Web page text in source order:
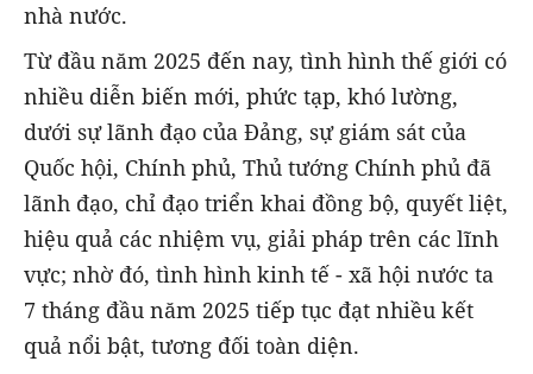
nhà nước.
Từ đầu năm 2025 đến nay, tình hình thế giới có
nhiều diễn biến mới, phức tạp, khó lường,
dưới sự lãnh đạo của Đảng, sự giám sát của
Quốc hội, Chính phủ, Thủ tướng Chính phủ đã
lãnh đạo, chỉ đạo triển khai đồng bộ, quyết liệt,
hiệu quả các nhiệm vụ, giải pháp trên các lĩnh
vực; nhờ đó, tình hình kinh tế - xã hội nước ta
7 tháng đầu năm 2025 tiếp tục đạt nhiều kết
quả nổi bật, tương đối toàn diện.